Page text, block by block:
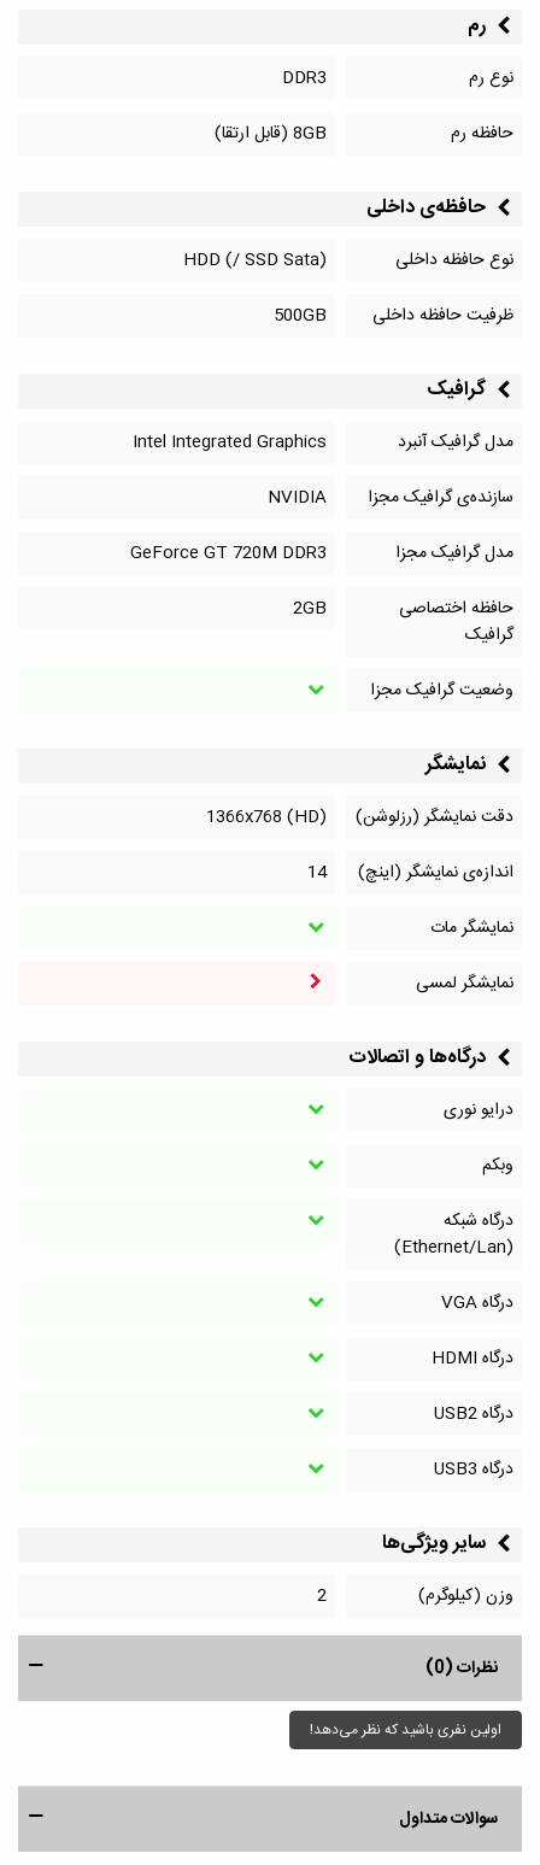
رم
نوع رم
DDR3
حافظه رم
8GB (قابل ارتقا)
حافظه‌‌ی داخلی
نوع حافظه داخلی
HDD (/ SSD Sata)
ظرفیت حافظه داخلی
500GB
گرافیک
مدل گرافیک آنبرد
Intel Integrated Graphics
سازنده‌ی گرافیک مجزا
NVIDIA
مدل گرافیک مجزا
GeForce GT 720M DDR3
حافظه اختصاصی
گرافیک
2GB
وضعیت گرافیک مجزا
نمایشگر
دقت نمایشگر (رزلوشن)
1366x768 (HD)
اندازه‌ی نمایشگر (اینچ)
14
نمایشگر مات
نمایشگر لمسی
درگاه‌ها و اتصالات
درایو نوری
وبکم
درگاه شبکه
(Ethernet/Lan)
درگاه VGA
درگاه HDMI
درگاه‌ USB2
درگاه‌ USB3
سایر ویژگی‌ها
وزن (کیلوگرم) 2
نظرات (0)
اولین نفری باشید که نظر می‌دهد!
سوالات متداول